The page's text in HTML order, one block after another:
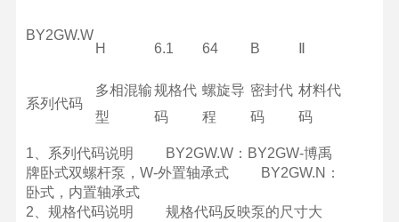
BY2GW.W
H
6.1 64 B
系列代码
多相混输
型
规格代
码
螺旋导
程
密封代
码
材料代
码
1、系列代码说明 BY2GW.W：BY2GW-博禹
牌卧式双螺杆泵，W-外置轴承式 BY2GW.N：
卧式，内置轴承式
2、规格代码说明 规格代码反映泵的尺寸大